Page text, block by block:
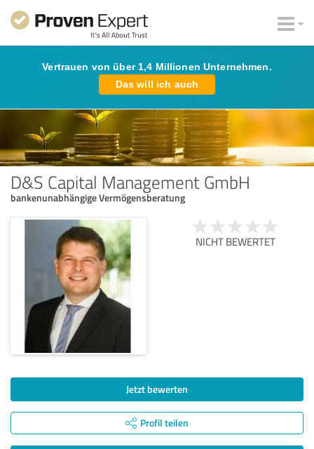
Vertrauen von über 1,4 Millionen Unternehmen.
Das will ich auch
D&S Capital Management GmbH
bankenunabhängige Vermögensberatung
NICHT BEWERTET
Jetzt bewerten
Profil teilen